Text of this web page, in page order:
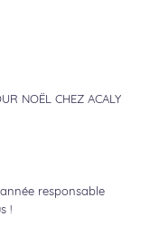
NOËL CHEZ ACALY
responsable
!